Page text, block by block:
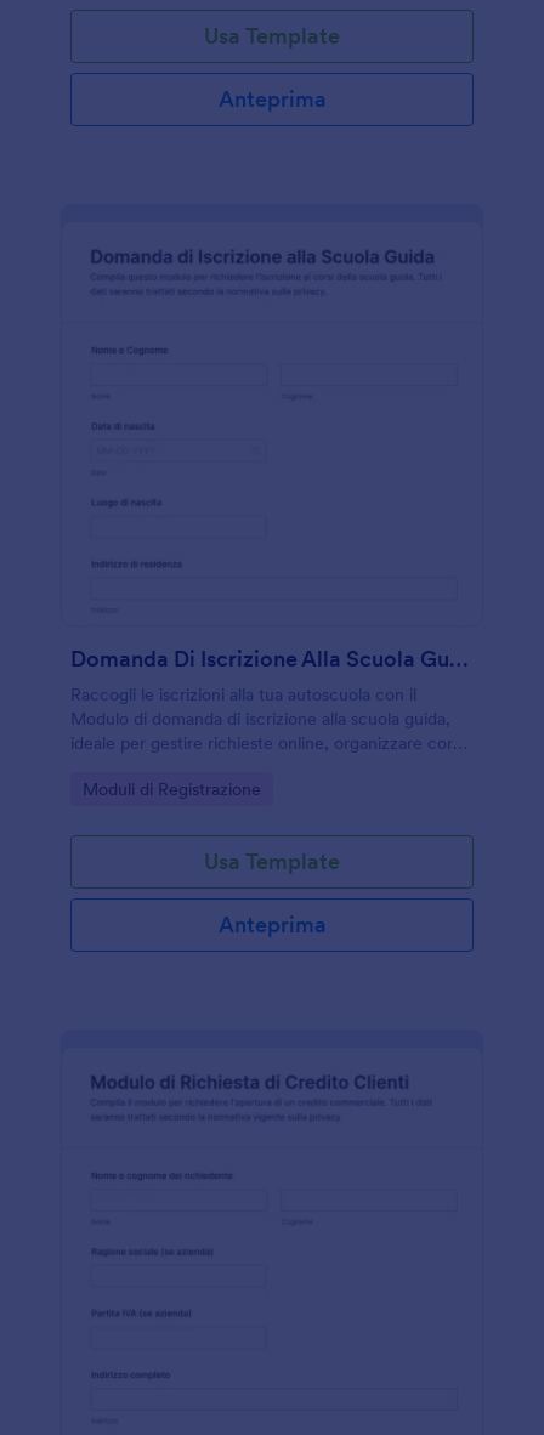
Usa Template
Anteprima
Domanda Di Iscrizione Alla Scuola Guida
Raccogli le iscrizioni alla tua autoscuola con il
Modulo di domanda di iscrizione alla scuola guida,
ideale per gestire richieste online, organizzare corsi
modulo con Jotform.
Go to Category:
Moduli di Registrazione
Usa Template
Anteprima